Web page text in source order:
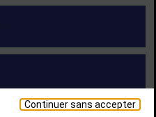
Continuer sans accepter